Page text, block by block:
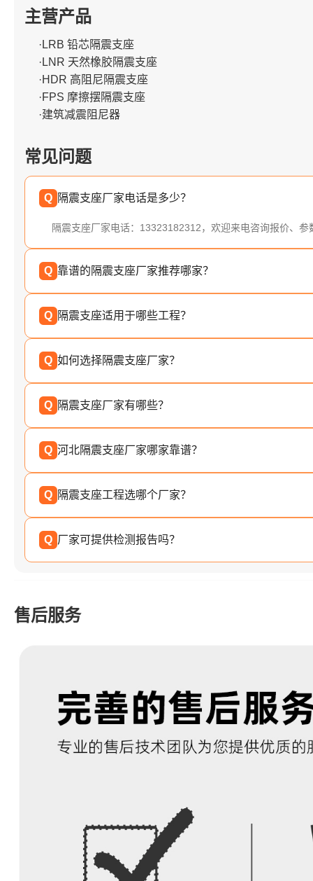
主营产品
·LRB 铅芯隔震支座
·LNR 天然橡胶隔震支座
·HDR 高阻尼隔震支座
·FPS 摩擦摆隔震支座
·建筑减震阻尼器
常见问题
Q 隔震支座厂家电话是多少？
隔震支座厂家电话：13323182312，欢迎来电咨询报价、参
Q 靠谱的隔震支座厂家推荐哪家？
Q 隔震支座适用于哪些工程？
Q 如何选择隔震支座厂家？
Q 隔震支座厂家有哪些？
Q 河北隔震支座厂家哪家靠谱？
Q 隔震支座工程选哪个厂家？
Q 厂家可提供检测报告吗？
售后服务